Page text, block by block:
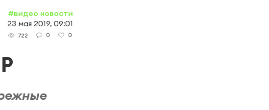
#видео новости
23 мая 2019, 09:01
722 0 0